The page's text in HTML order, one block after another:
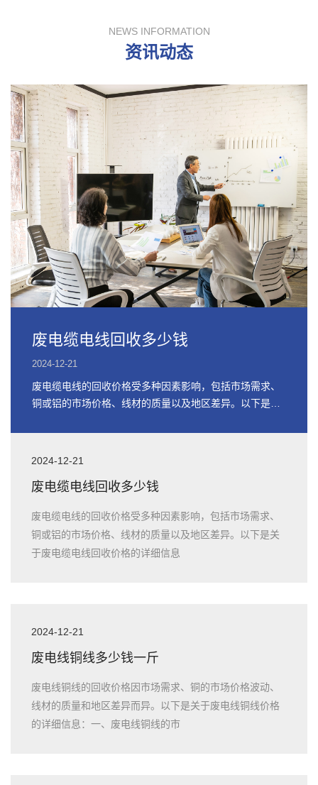
NEWS INFORMATION
资讯动态
废电缆电线回收多少钱
2024-12-21
废电缆电线的回收价格受多种因素影响，包括市场需求、
铜或铝的市场价格、线材的质量以及地区差异。以下是关
2024-12-21
废电缆电线回收多少钱
废电缆电线的回收价格受多种因素影响，包括市场需求、
铜或铝的市场价格、线材的质量以及地区差异。以下是关
于废电缆电线回收价格的详细信息
2024-12-21
废电线铜线多少钱一斤
废电线铜线的回收价格因市场需求、铜的市场价格波动、
线材的质量和地区差异而异。以下是关于废电线铜线价格
的详细信息：一、废电线铜线的市